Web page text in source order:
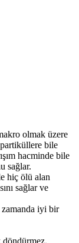
olmak üzere
bile
hacminde bile
sağlar.
hiç ölü alan
sağlar ve
zamanda iyi bir
döndürmez.